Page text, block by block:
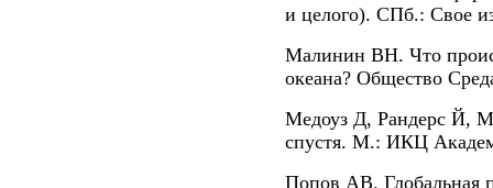
и целого). СПб.: Свое
Малинин ВН. Что
океана? Общество
Медоуз Д, Рандерс Й,
спустя. М.: ИКЦ
Попов АВ. Глобальная